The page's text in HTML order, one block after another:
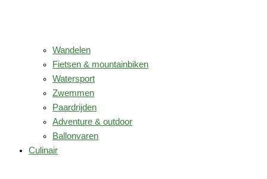
Wandelen
Fietsen & mountainbiken
Watersport
Zwemmen
Paardrijden
Adventure & outdoor
Ballonvaren
Culinair